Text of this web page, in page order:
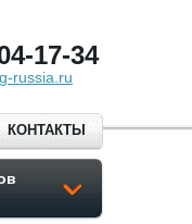
17-34
russia.ru
КОНТАКТЫ